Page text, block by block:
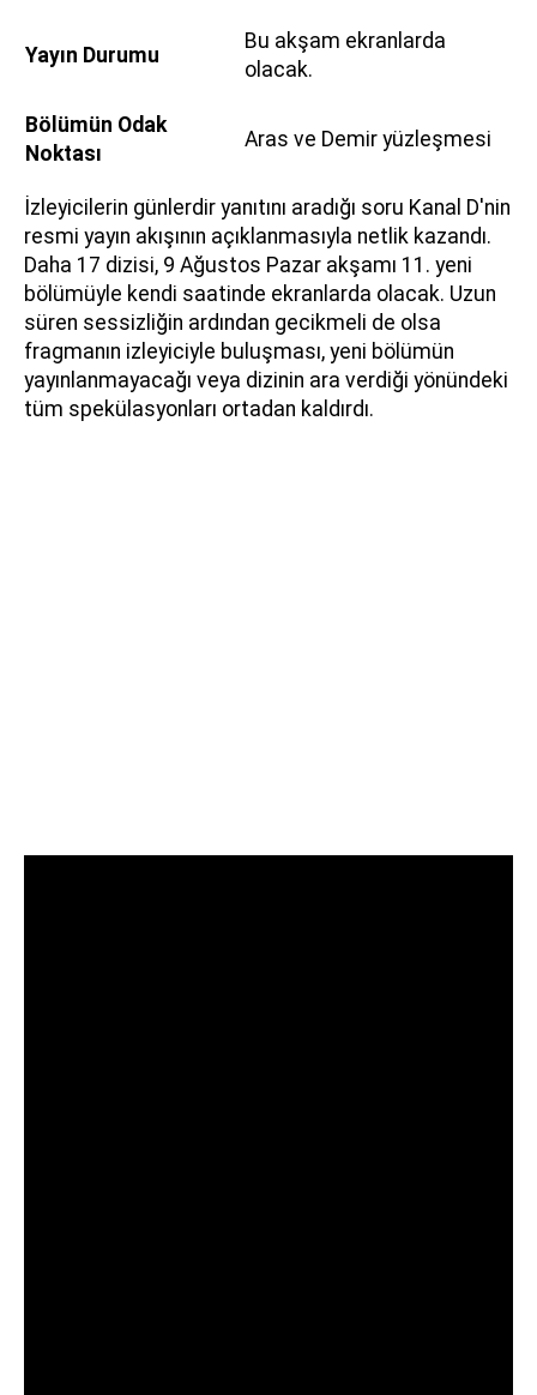
Yayın Durumu
Bu akşam ekranlarda
olacak.
Bölümün Odak
Noktası
Aras ve Demir yüzleşmesi
İzleyicilerin günlerdir yanıtını aradığı soru Kanal D'nin
resmi yayın akışının açıklanmasıyla netlik kazandı.
Daha 17 dizisi, 9 Ağustos Pazar akşamı 11. yeni
bölümüyle kendi saatinde ekranlarda olacak. Uzun
süren sessizliğin ardından gecikmeli de olsa
fragmanın izleyiciyle buluşması, yeni bölümün
yayınlanmayacağı veya dizinin ara verdiği yönündeki
tüm spekülasyonları ortadan kaldırdı.